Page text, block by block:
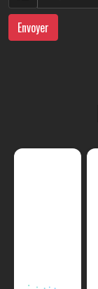
Envoyer